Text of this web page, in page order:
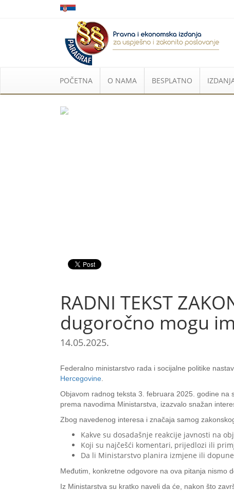
POČETNA O NAMA BESPLATNO
RADNI TEKST
dugoročno mogu
14.05.2025.
Federalno ministarstvo rada i socijalne politike
Hercegovine
Objavom radnog teksta 3. februara 2025. godine na
prema navodima Ministarstva, izazvalo snažan
Zbog navedenog interesa i značaja samog
Kakve su dosadašnje reakcije javnosti na
Koji su najčešći komentari, prijedlozi ili
Da li Ministarstvo planira izmjene ili
Međutim, konkretne odgovore na ova pitanja nismo
Iz Ministarstva su kratko naveli da će, nakon što